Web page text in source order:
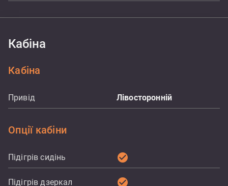
Кабіна
Кабіна
Привід Лівосторонній
Опції кабіни
Підігрів сидінь check_circle
Підігрів дзеркал check_circle